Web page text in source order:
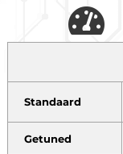
Standaard
Getuned